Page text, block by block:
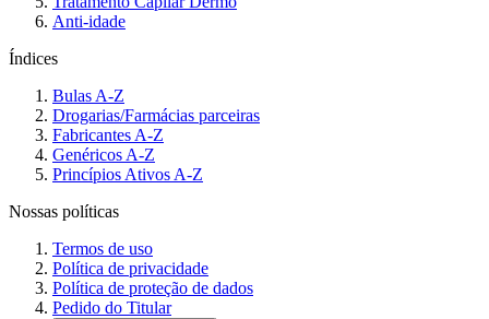
Anti-idade
Índices
Bulas A-Z
Drogarias/Farmácias parceiras
Fabricantes A-Z
Genéricos A-Z
Princípios Ativos A-Z
Nossas políticas
Termos de uso
Política de privacidade
Política de proteção de dados
Pedido do Titular